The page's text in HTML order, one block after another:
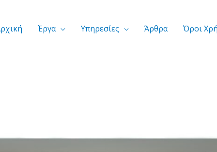
Έργα Υπηρεσίες Άρθρα Όροι